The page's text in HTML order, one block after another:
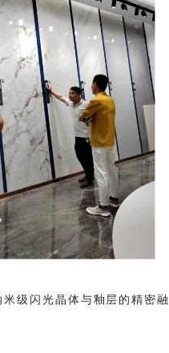
级闪光晶体与釉层的精密融